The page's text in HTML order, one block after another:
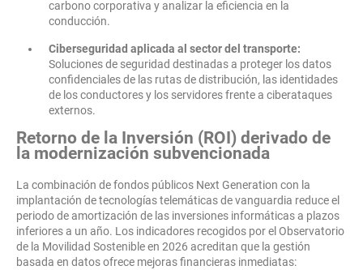
carbono corporativa y analizar la eficiencia en la
conducción.
Ciberseguridad aplicada al sector del transporte:
Soluciones de seguridad destinadas a proteger los datos
confidenciales de las rutas de distribución, las identidades
de los conductores y los servidores frente a ciberataques
externos.
Retorno de la Inversión (ROI) derivado de
la modernización subvencionada
La combinación de fondos públicos Next Generation con la
implantación de tecnologías telemáticas de vanguardia reduce el
periodo de amortización de las inversiones informáticas a plazos
inferiores a un año. Los indicadores recogidos por el Observatorio
de la Movilidad Sostenible en 2026 acreditan que la gestión
basada en datos ofrece mejoras financieras inmediatas: